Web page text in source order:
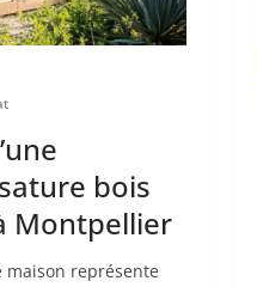
bois
Montpellier
maison représente